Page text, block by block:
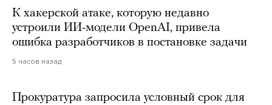
К хакерской атаке, которую недавно
устроили ИИ-модели OpenAI, привела
ошибка разработчиков в постановке задачи
5 часов назад
Прокуратура запросила условный срок для